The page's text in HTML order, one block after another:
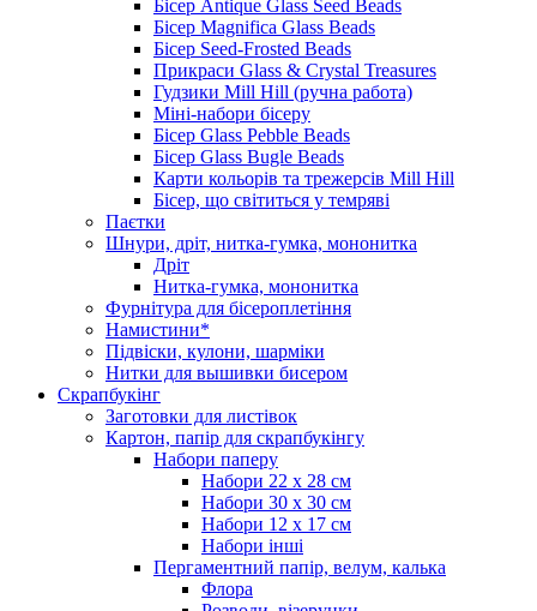
Бісер Antique Glass Seed Beads
Бісер Magnifica Glass Beads
Бісер Seed-Frosted Beads
Прикраси Glass & Crystal Treasures
Гудзики Mill Hill (ручна работа)
Міні-набори бісеру
Бісер Glass Pebble Beads
Бісер Glass Bugle Beads
Карти кольорів та трежерсів Mill Hill
Бісер, що світиться у темряві
Паєтки
Шнури, дріт, нитка-гумка, мононитка
Дріт
Нитка-гумка, мононитка
Фурнітура для бісероплетіння
Намистини*
Підвіски, кулони, шарміки
Нитки для вышивки бисером
Скрапбукінг
Заготовки для листівок
Картон, папір для скрапбукінгу
Набори паперу
Набори 22 х 28 см
Набори 30 х 30 см
Набори 12 х 17 см
Набори інші
Пергаментний папір, велум, калька
Флора